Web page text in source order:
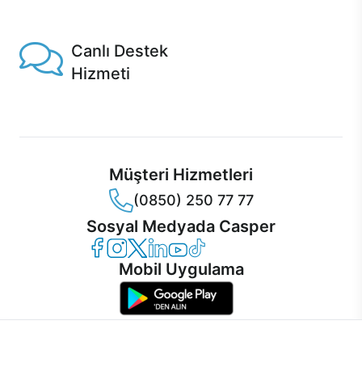
Canlı Destek
Hizmeti
Müşteri Hizmetleri
(0850) 250 77 77
Sosyal Medyada Casper
Casper Facebook
Casper Instagram
Casper Twitter
Casper LinkedIn
Casper YouTube
Casper TikTok
Mobil Uygulama